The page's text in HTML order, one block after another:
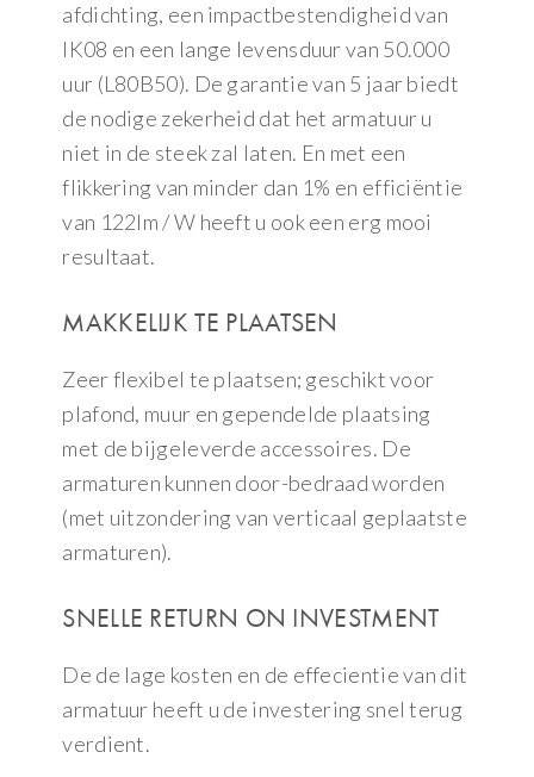
afdichting, een impactbestendigheid van
IK08 en een lange levensduur van 50.000
uur (L80B50). De garantie van 5 jaar biedt
de nodige zekerheid dat het armatuur u
niet in de steek zal laten. En met een
flikkering van minder dan 1% en efficiëntie
van 122lm / W heeft u ook een erg mooi
resultaat.
MAKKELIJK TE PLAATSEN
Zeer flexibel te plaatsen; geschikt voor
plafond, muur en gependelde plaatsing
met de bijgeleverde accessoires. De
armaturen kunnen door-bedraad worden
(met uitzondering van verticaal geplaatste
armaturen).
SNELLE RETURN ON INVESTMENT
De de lage kosten en de effecientie van dit
armatuur heeft u de investering snel terug
verdient.